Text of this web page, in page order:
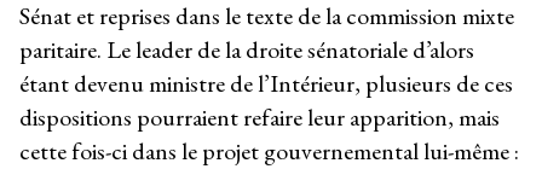
Sénat et reprises dans le texte de la commission mixte
paritaire. Le leader de la droite sénatoriale d’alors
étant devenu ministre de l’Intérieur, plusieurs de ces
dispositions pourraient refaire leur apparition, mais
cette fois-ci dans le projet gouvernemental lui-même :